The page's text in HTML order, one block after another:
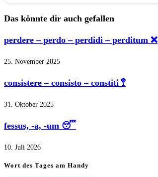
Das könnte dir auch gefallen
perdere – perdo – perdidi – perditum ❌
25. November 2025
consistere – consisto – constiti 🚏
31. Oktober 2025
fessus, -a, -um 😴
10. Juli 2026
Wort des Tages am Handy